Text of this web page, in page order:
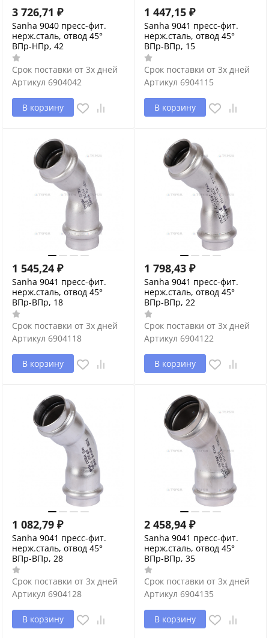
3 726,71 ₽
Sanha 9040 пресс-фит.
нерж.сталь, отвод 45°
ВПр-НПр, 42
Срок поставки от 3х дней
Артикул 6904042
В корзину
1 447,15 ₽
Sanha 9041 пресс-фит.
нерж.сталь, отвод 45°
ВПр-ВПр, 15
Срок поставки от 3х дней
Артикул 6904115
В корзину
1 545,24 ₽
Sanha 9041 пресс-фит.
нерж.сталь, отвод 45°
ВПр-ВПр, 18
Срок поставки от 3х дней
Артикул 6904118
В корзину
1 798,43 ₽
Sanha 9041 пресс-фит.
нерж.сталь, отвод 45°
ВПр-ВПр, 22
Срок поставки от 3х дней
Артикул 6904122
В корзину
1 082,79 ₽
Sanha 9041 пресс-фит.
нерж.сталь, отвод 45°
ВПр-ВПр, 28
Срок поставки от 3х дней
Артикул 6904128
В корзину
2 458,94 ₽
Sanha 9041 пресс-фит.
нерж.сталь, отвод 45°
ВПр-ВПр, 35
Срок поставки от 3х дней
Артикул 6904135
В корзину